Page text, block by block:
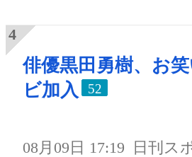
俳優黒田勇樹、お
ビ加入
52
08月09日 17:19 日刊ス